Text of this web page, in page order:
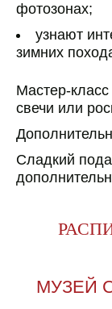
фотозонах;
узнают
зимних
Мастер-
свечи или
Сладкий
МУЗЕЙ